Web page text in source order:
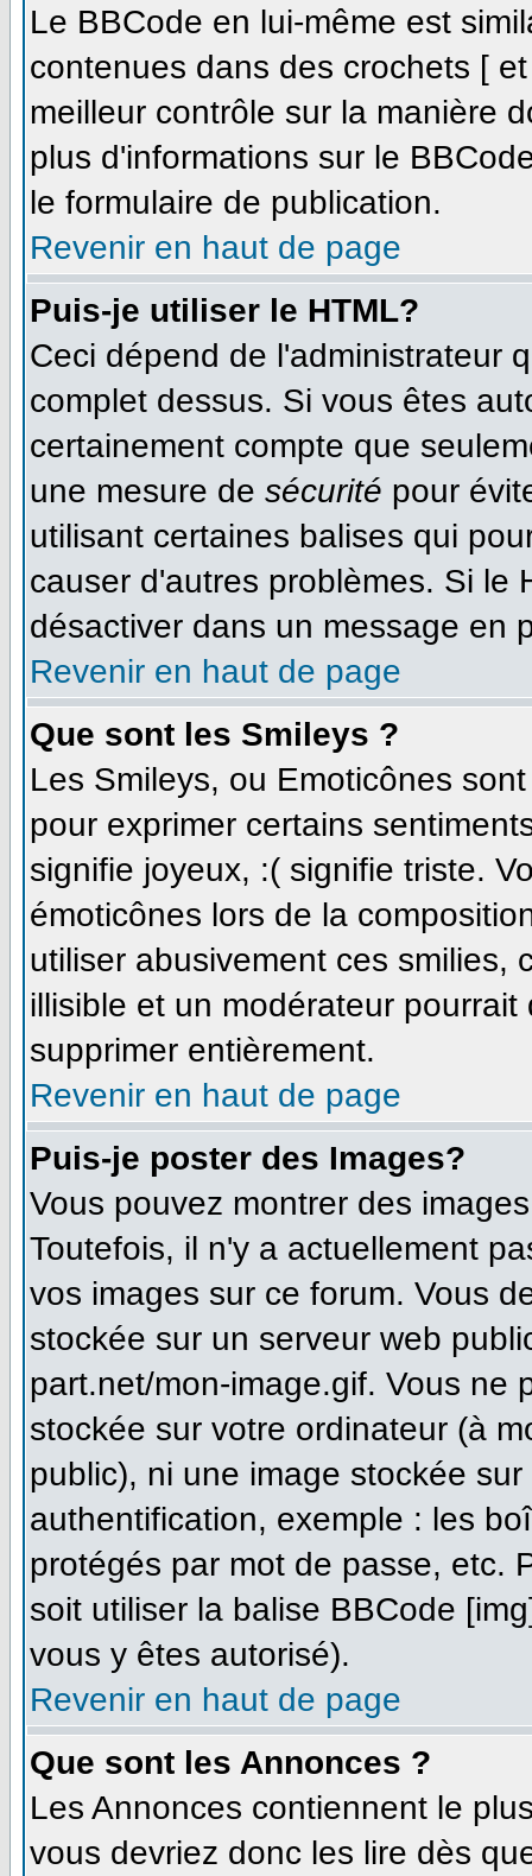
Le BBCode en lui-même est
contenues dans des crochets [
meilleur contrôle sur la manière
plus d'informations sur le
le formulaire de publication.
Revenir en haut de page
Puis-je utiliser le HTML?
Ceci dépend de l'administrateur
complet dessus. Si vous êtes
certainement compte que
une mesure de sécurité pour
utilisant certaines balises qui
causer d'autres problèmes. Si le
désactiver dans un message en
Revenir en haut de page
Que sont les Smileys ?
Les Smileys, ou Emoticônes
pour exprimer certains
signifie joyeux, :( signifie triste.
émoticônes lors de la
utiliser abusivement ces smilies,
illisible et un modérateur
supprimer entièrement.
Revenir en haut de page
Puis-je poster des Images?
Vous pouvez montrer des
Toutefois, il n'y a actuellement
vos images sur ce forum. Vous
stockée sur un serveur web
part.net/mon-image.gif. Vous ne
stockée sur votre ordinateur (à
public), ni une image stockée
authentification, exemple : les
protégés par mot de passe, etc.
soit utiliser la balise BBCode
vous y êtes autorisé).
Revenir en haut de page
Que sont les Annonces ?
Les Annonces contiennent le
vous devriez donc les lire dès